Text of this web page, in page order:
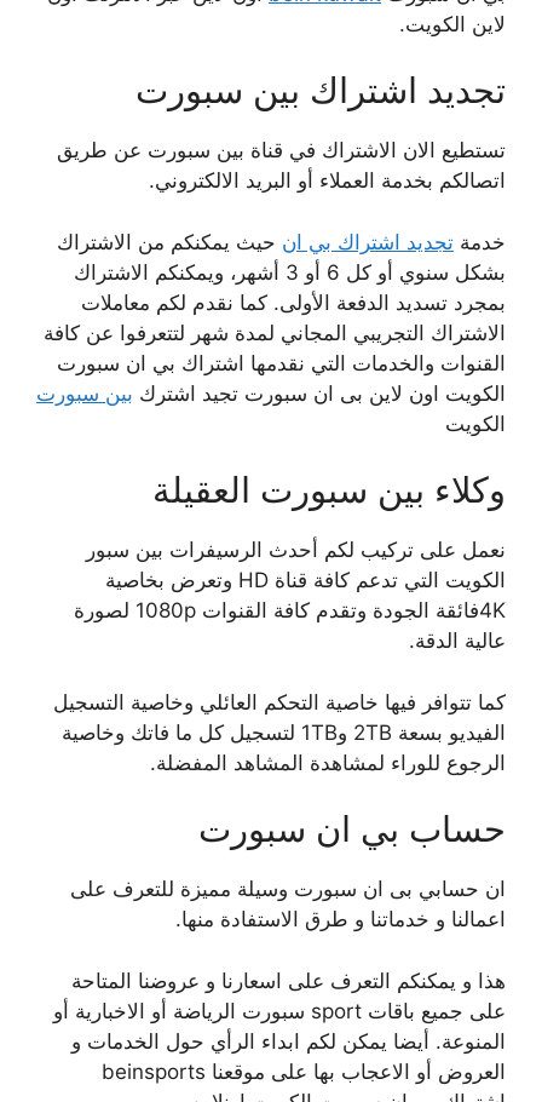
لاين الكويت.
تجديد اشتراك بين سبورت
تستطيع الان الاشتراك في قناة بين سبورت عن طريق
اتصالكم بخدمة العملاء أو البريد الالكتروني.
خدمة تجديد اشتراك بي ان حيث يمكنكم من الاشتراك
بشكل سنوي أو كل 6 أو 3 أشهر، ويمكنكم الاشتراك
بمجرد تسديد الدفعة الأولى. كما نقدم لكم معاملات
الاشتراك التجريبي المجاني لمدة شهر لتتعرفوا عن كافة
القنوات والخدمات التي نقدمها اشتراك بي ان سبورت
الكويت اون لاين بى ان سبورت تجيد اشترك بين سبورت
الكويت
وكلاء بين سبورت العقيلة
نعمل على تركيب لكم أحدث الرسيفرات بين سبور
الكويت التي تدعم كافة قناة HD وتعرض بخاصية
4Kفائقة الجودة وتقدم كافة القنوات 1080p لصورة
عالية الدقة.
كما تتوافر فيها خاصية التحكم العائلي وخاصية التسجيل
الفيديو بسعة 2TB و1TB لتسجيل كل ما فاتك وخاصية
الرجوع للوراء لمشاهدة المشاهد المفضلة.
حساب بي ان سبورت
ان حسابي بى ان سبورت وسيلة مميزة للتعرف على
اعمالنا و خدماتنا و طرق الاستفادة منها.
هذا و يمكنكم التعرف على اسعارنا و عروضنا المتاحة
على جميع باقات sport سبورت الرياضة أو الاخبارية أو
المنوعة. أيضا يمكن لكم ابداء الرأي حول الخدمات و
العروض أو الاعجاب بها على موقعنا beinsports